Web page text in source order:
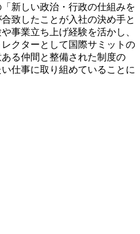
新しい政治・行政の仕組みを
致したことが入社の決め手と
事業立ち上げ経験を活かし、
クターとして国際サミットの
る仲間と整備された制度の
仕事に取り組めていることに